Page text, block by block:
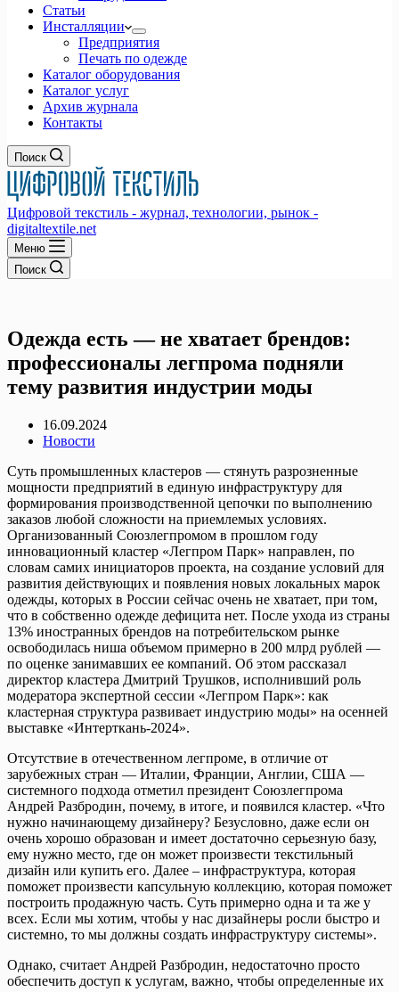
Статьи
Инсталляции
Предприятия
Печать по одежде
Каталог оборудования
Каталог услуг
Архив журнала
Контакты
Поиск
Цифровой текстиль - журнал, технологии, рынок -
digitaltextile.net
Меню
Поиск
Одежда есть — не хватает брендов:
профессионалы легпрома подняли
тему развития индустрии моды
16.09.2024
Новости
Суть промышленных кластеров — стянуть разрозненные
мощности предприятий в единую инфраструктуру для
формирования производственной цепочки по выполнению
заказов любой сложности на приемлемых условиях.
Организованный Союзлегпромом в прошлом году
инновационный кластер «Легпром Парк» направлен, по
словам самих инициаторов проекта, на создание условий для
развития действующих и появления новых локальных марок
одежды, которых в России сейчас очень не хватает, при том,
что в собственно одежде дефицита нет. После ухода из страны
13% иностранных брендов на потребительском рынке
освободилась ниша объемом примерно в 200 млрд рублей —
по оценке занимавших ее компаний. Об этом рассказал
директор кластера Дмитрий Трушков, исполнивший роль
модератора экспертной сессии «Легпром Парк»: как
кластерная структура развивает индустрию моды» на осенней
выставке «Интерткань-2024».
Отсутствие в отечественном легпроме, в отличие от
зарубежных стран — Италии, Франции, Англии, США —
системного подхода отметил президент Союзлегпрома
Андрей Разбродин, почему, в итоге, и появился кластер. «Что
нужно начинающему дизайнеру? Безусловно, даже если он
очень хорошо образован и имеет достаточно серьезную базу,
ему нужно место, где он может произвести текстильный
дизайн или купить его. Далее – инфраструктура, которая
поможет произвести капсульную коллекцию, которая поможет
построить продажную часть. Суть примерно одна и та же у
всех. Если мы хотим, чтобы у нас дизайнеры росли быстро и
системно, то мы должны создать инфраструктуру системы».
Однако, считает Андрей Разбродин, недостаточно просто
обеспечить доступ к услугам, важно, чтобы определенные их